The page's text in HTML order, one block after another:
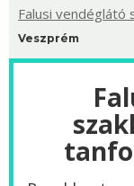
Falusi vendéglátó
Veszprém